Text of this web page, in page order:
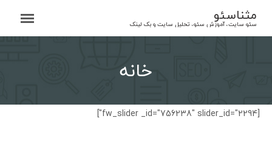
content
مثناسئو
سئو سایت، آموزش سئو، تحلیل سایت و بک لینک
خانه
[fw_slider _id="756238" slider_id="2294"]